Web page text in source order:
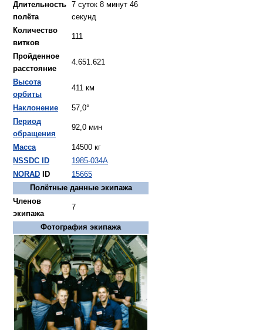
Длительность
полёта
7 суток 8 минут 46
секунд
Количество
витков
111
Пройденное
расстояние
4.651.621
Высота
орбиты
411 км
Наклонение
57,0°
Период
обращения
92,0 мин
Масса
14500 кг
NSSDC ID
1985-034A
NORAD ID
15665
Полётные данные экипажа
Членов
экипажа
7
Фотография экипажа